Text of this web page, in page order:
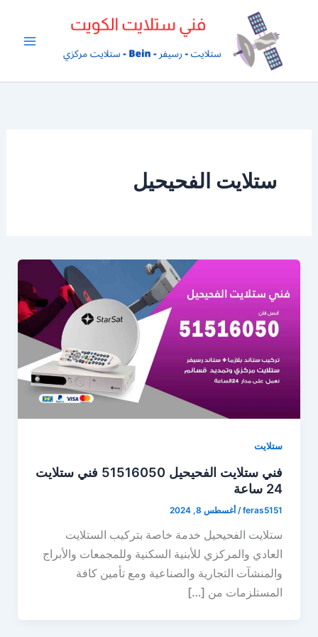
ستلايت الفحيحيل
ستلايت
فني ستلايت الفحيحيل 51516050 فني ستلايت
24 ساعة
feras5151
/ أغسطس 8, 2024
ستلايت الفحيحيل خدمة خاصة بتركيب الستلايت
العادي والمركزي للأبنية السكنية وللمجمعات والأبراج
والمنشآت التجارية والصناعية ومع تأمين كافة
المستلزمات من […]